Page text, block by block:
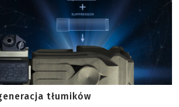
tłumików